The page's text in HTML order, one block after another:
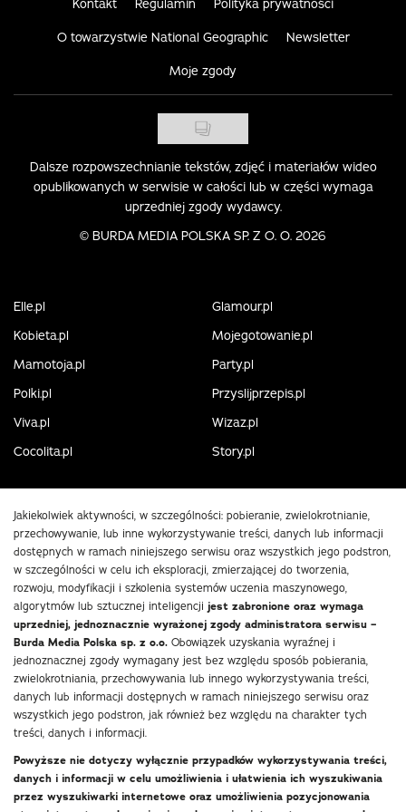
Kontakt Regulamin Polityka prywatności
O towarzystwie National Geographic Newsletter
Moje zgody
Dalsze rozpowszechnianie tekstów, zdjęć i materiałów wideo
opublikowanych w serwisie w całości lub w części wymaga
uprzedniej zgody wydawcy.
© BURDA MEDIA POLSKA SP. Z O. O. 2026
Elle.pl
Glamour.pl
Kobieta.pl
Mojegotowanie.pl
Mamotoja.pl
Party.pl
Polki.pl
Przyslijprzepis.pl
Viva.pl
Wizaz.pl
Cocolita.pl
Story.pl
Jakiekolwiek aktywności, w szczególności: pobieranie, zwielokrotnianie,
przechowywanie, lub inne wykorzystywanie treści, danych lub informacji
dostępnych w ramach niniejszego serwisu oraz wszystkich jego podstron,
w szczególności w celu ich eksploracji, zmierzającej do tworzenia,
rozwoju, modyfikacji i szkolenia systemów uczenia maszynowego,
algorytmów lub sztucznej inteligencji jest zabronione oraz wymaga
uprzedniej, jednoznacznie wyrażonej zgody administratora serwisu –
Burda Media Polska sp. z o.o. Obowiązek uzyskania wyraźnej i
jednoznacznej zgody wymagany jest bez względu sposób pobierania,
zwielokrotniania, przechowywania lub innego wykorzystywania treści,
danych lub informacji dostępnych w ramach niniejszego serwisu oraz
wszystkich jego podstron, jak również bez względu na charakter tych
treści, danych i informacji.
Powyższe nie dotyczy wyłącznie przypadków wykorzystywania treści,
danych i informacji w celu umożliwienia i ułatwienia ich wyszukiwania
przez wyszukiwarki internetowe oraz umożliwienia pozycjonowania